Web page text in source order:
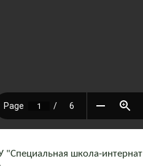
"Специальная школа-интернат